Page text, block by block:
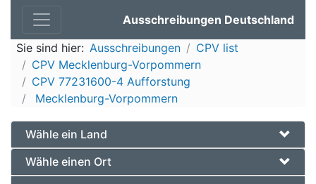
Ausschreibungen Deutschland
Sie sind hier: Ausschreibungen
CPV list
CPV Mecklenburg-Vorpommern
CPV 77231600-4 Aufforstung
Mecklenburg-Vorpommern
Wähle ein Land
Wähle einen Ort